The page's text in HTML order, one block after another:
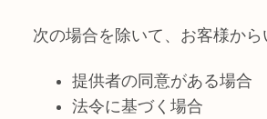
次の場合を除いて、お客様か
提供者の同意がある場合
法令に基づく場合